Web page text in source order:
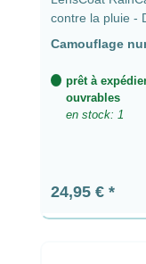
contre la pluie -
Camouflage
prêt à
ouvrables
en stock: 1
Prix régulier :
24,95 €